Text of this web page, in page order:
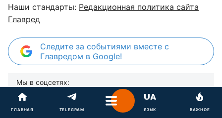
Наши стандарты: Редакционная политика сайта
Главред
Следите за событиями вместе с
Главредом в Google!
Мы в соцсетях:
ГЛАВНАЯ TELEGRAM ЯЗЫК ВАЖНОЕ